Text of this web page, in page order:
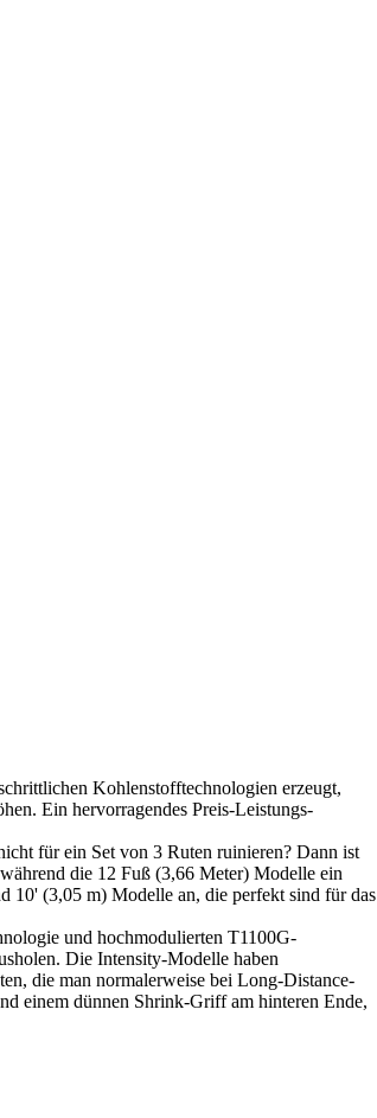
Kohlenstofftechnologien erzeugt,
Ein hervorragendes Preis-Leistungs-
für ein Set von 3 Ruten ruinieren? Dann ist
die 12 Fuß (3,66 Meter) Modelle ein
10' (3,05 m) Modelle an, die perfekt sind für das
und hochmodulierten T1100G-
Die Intensity-Modelle haben
die man normalerweise bei Long-Distance-
einem dünnen Shrink-Griff am hinteren Ende,